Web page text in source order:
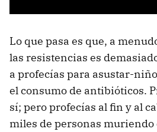
Lo que pasa es que, a
las resistencias es
a profecías para asustar-
el consumo de antibióticos.
sí; pero profecías al fin y al
miles de personas muriendo